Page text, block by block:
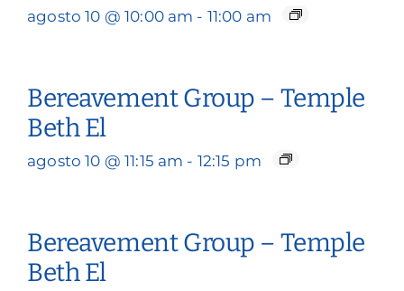
agosto 10 @ 10:00 am - 11:00 am
Bereavement Group – Temple
Beth El
agosto 10 @ 11:15 am - 12:15 pm
Bereavement Group – Temple
Beth El